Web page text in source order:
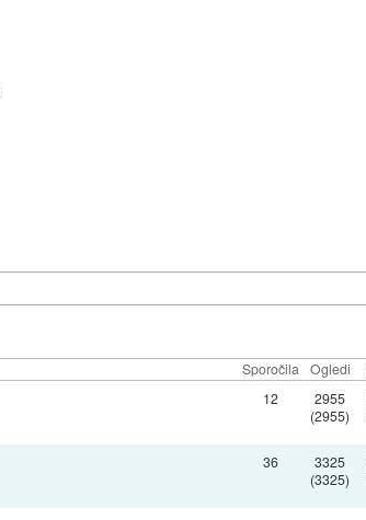
Sporočila Ogledi
12
2955
(2955)
36
3325
(3325)